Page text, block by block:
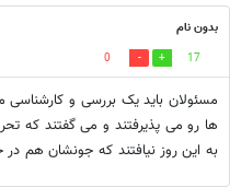
بدون نام
17
0
مسئولان باید یک بررسی و کارشناسی
ها رو می پذیرفتند و می گفتند که
به این روز نیافتند که جونشان هم